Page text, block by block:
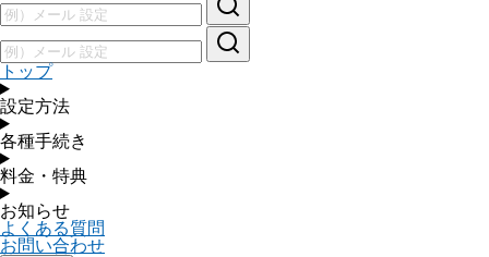
トップ
設定方法
各種手続き
料金・特典
お知らせ
よくある質問
お問い合わせ